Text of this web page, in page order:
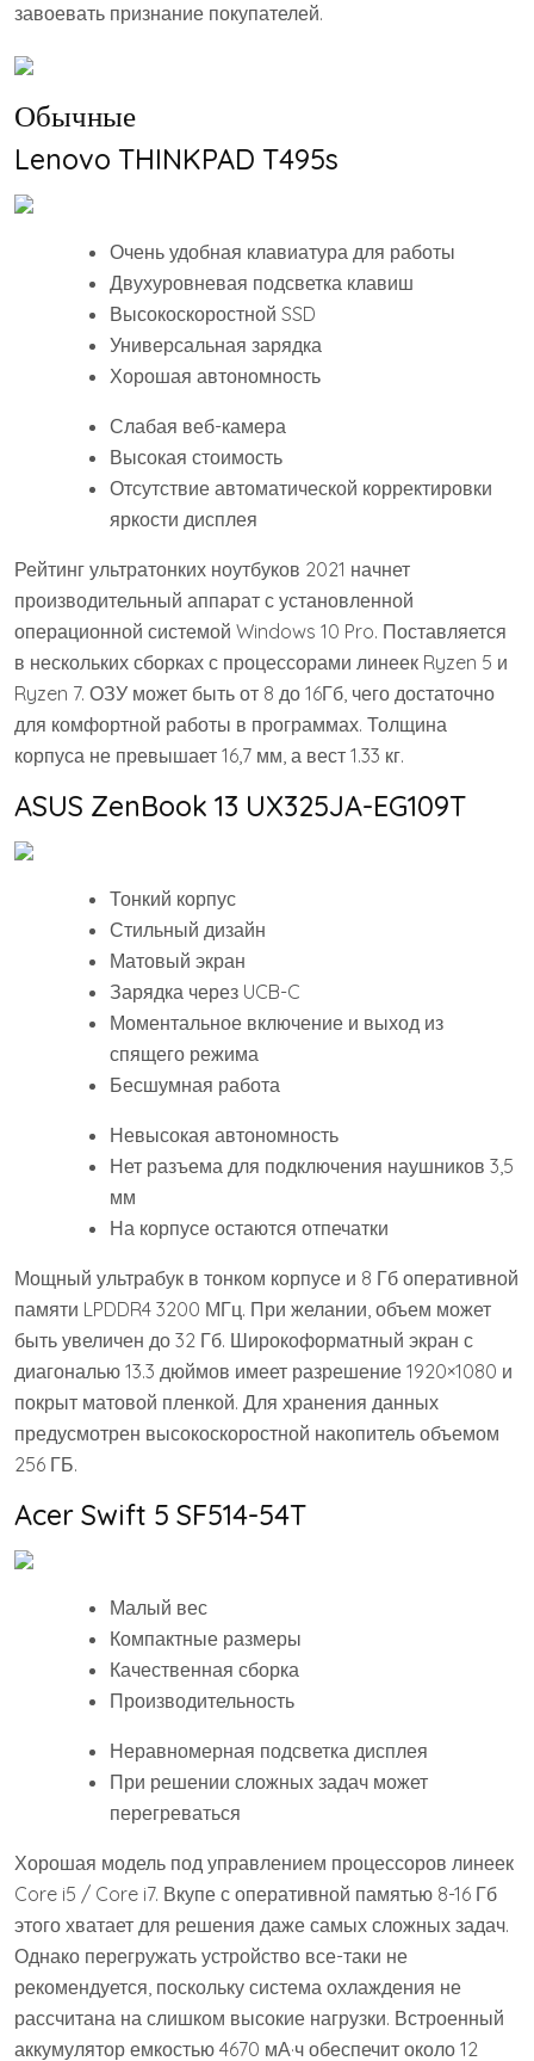
завоевать признание покупателей.
Обычные
Lenovo THINKPAD T495s
Очень удобная клавиатура для работы
Двухуровневая подсветка клавиш
Высокоскоростной SSD
Универсальная зарядка
Хорошая автономность
Слабая веб-камера
Высокая стоимость
Отсутствие автоматической корректировки
яркости дисплея
Рейтинг ультратонких ноутбуков 2021 начнет
производительный аппарат с установленной
операционной системой Windows 10 Pro. Поставляется
в нескольких сборках с процессорами линеек Ryzen 5 и
Ryzen 7. ОЗУ может быть от 8 до 16Гб, чего достаточно
для комфортной работы в программах. Толщина
корпуса не превышает 16,7 мм, а вест 1.33 кг.
ASUS ZenBook 13 UX325JA-EG109T
Тонкий корпус
Стильный дизайн
Матовый экран
Зарядка через UCB-C
Моментальное включение и выход из
спящего режима
Бесшумная работа
Невысокая автономность
Нет разъема для подключения наушников 3,5
мм
На корпусе остаются отпечатки
Мощный ультрабук в тонком корпусе и 8 Гб оперативной
памяти LPDDR4 3200 МГц. При желании, объем может
быть увеличен до 32 Гб. Широкоформатный экран с
диагональю 13.3 дюймов имеет разрешение 1920×1080 и
покрыт матовой пленкой. Для хранения данных
предусмотрен высокоскоростной накопитель объемом
256 ГБ.
Acer Swift 5 SF514-54T
Малый вес
Компактные размеры
Качественная сборка
Производительность
Неравномерная подсветка дисплея
При решении сложных задач может
перегреваться
Хорошая модель под управлением процессоров линеек
Core i5 / Core i7. Вкупе с оперативной памятью 8-16 Гб
этого хватает для решения даже самых сложных задач.
Однако перегружать устройство все-таки не
рекомендуется, поскольку система охлаждения не
рассчитана на слишком высокие нагрузки. Встроенный
аккумулятор емкостью 4670 мА·ч обеспечит около 12